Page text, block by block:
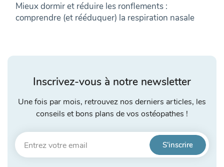
Mieux dormir et réduire les ronflements :
comprendre (et rééduquer) la respiration nasale
Inscrivez-vous à notre newsletter
Une fois par mois, retrouvez nos derniers articles, les
conseils et bons plans de vos ostéopathes !